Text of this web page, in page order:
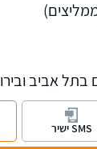
אביב
כספיות,
ממון,
SMS ישיר